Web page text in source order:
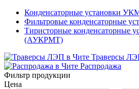
Конденсаторные установки
Фильтровые конденсаторные
Тиристорные конденсаторные
(АУКРМТ)
Траверсы
Распродажа
Фильтр продукции
Цена